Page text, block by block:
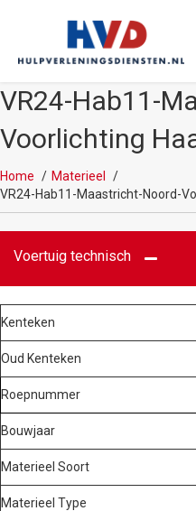
VR24-Hab11-
Voorlichting
Home
Materieel
VR24-Hab11-Maastricht-Noord-
Voertuig technisch
Kenteken
Oud Kenteken
Roepnummer
Bouwjaar
Materieel Soort
Materieel Type